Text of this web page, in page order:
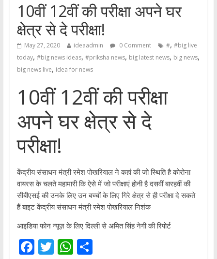
10वीं 12वीं की परीक्षा अपने घर
क्षेत्र से दे परीक्षा!
May 27, 2020 ideaadmin 0 Comment #, #big live
today, #big news ideas, #priksha news, big latest news, big news,
big news live, idea for news
10वीं 12वीं की परीक्षा
अपने घर क्षेत्र से दे
परीक्षा!
केंद्रीय संसाधन मंत्री रमेश पोखरियाल ने कहां की जो स्थिति है कोरोना
वायरस के चलते महामारी कि ऐसे में जो परीक्षाएं होनी है दसवीं बारहवीं की
सीबीएसई की उनके लिए उन बच्चों के लिए गिरे क्षेत्र से ही परीक्षा दे सकते
हैं बाइट केंद्रीय संसाधन मंत्री रमेश पोखरियाल निशंक
आइडिया फोन न्यूज़ के लिए दिल्ली से अमित सिंह नेगी की रिपोर्ट
F T W S